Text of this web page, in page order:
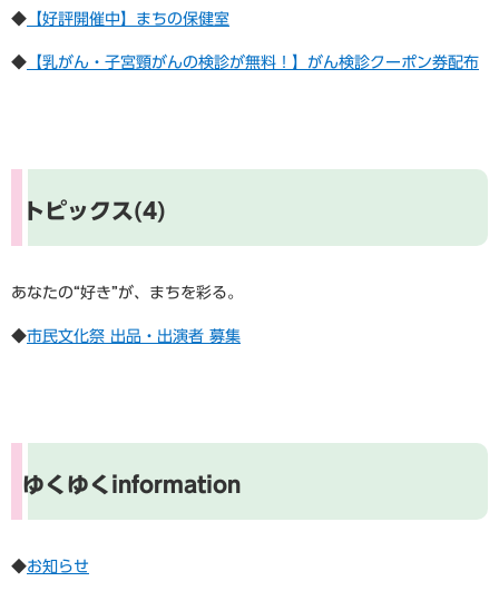
◆ 【好評開催中】まちの保健室
◆ 【乳がん・子宮頸がんの検診が無料！】がん検診クーポン券配布
トピックス(4)
あなたの“好き”が、まちを彩る。
◆市民文化祭 出品・出演者 募集
ゆくゆくinformation
◆お知らせ